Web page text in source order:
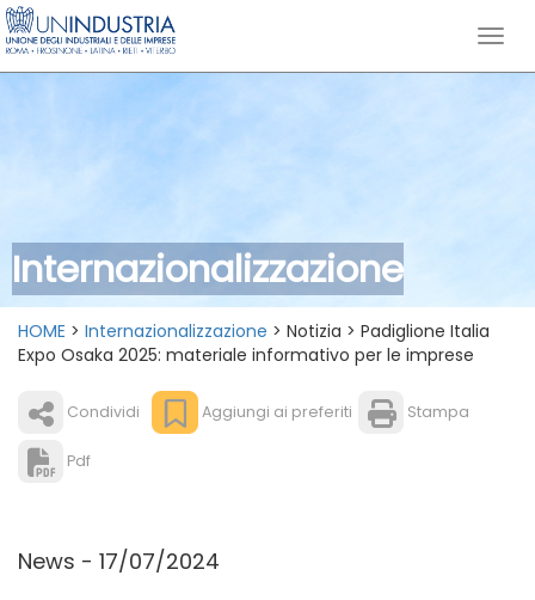
Internazionalizzazione
HOME > Internazionalizzazione > Notizia > Padiglione Italia
Expo Osaka 2025: materiale informativo per le imprese
Condividi Aggiungi ai preferiti Stampa
Pdf
News - 17/07/2024